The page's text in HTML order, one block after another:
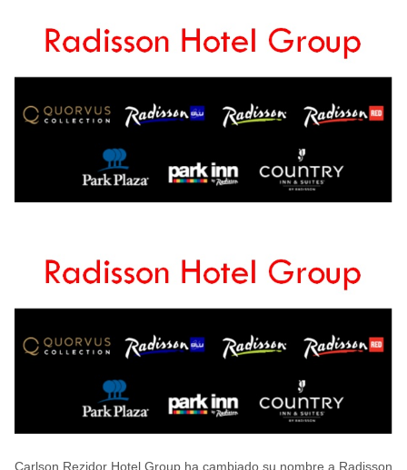
Carlson Rezidor Hotel Group ha cambiado su nombre a Radisson